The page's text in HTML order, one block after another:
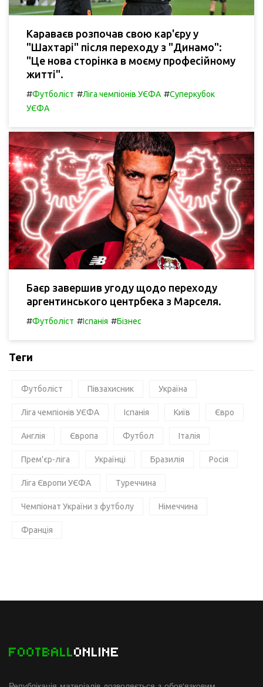
Караваєв розпочав свою кар'єру у
"Шахтарі" після переходу з "Динамо":
"Це нова сторінка в моєму професійному
житті".
#Футболіст #Ліга чемпіонів УЄФА #Суперкубок
УЄФА
Баєр завершив угоду щодо переходу
аргентинського центрбека з Марселя.
#Футболіст #Іспанія #Бізнес
Теги
Футболіст Півзахисник Україна
Ліга чемпіонів УЄФА Іспанія Київ Євро
Англія Європа Футбол Італія
Прем'єр-ліга Українці Бразилія Росія
Ліга Європи УЄФА Туреччина
Чемпіонат України з футболу Німеччина
Франція
FOOTBALLONLINE